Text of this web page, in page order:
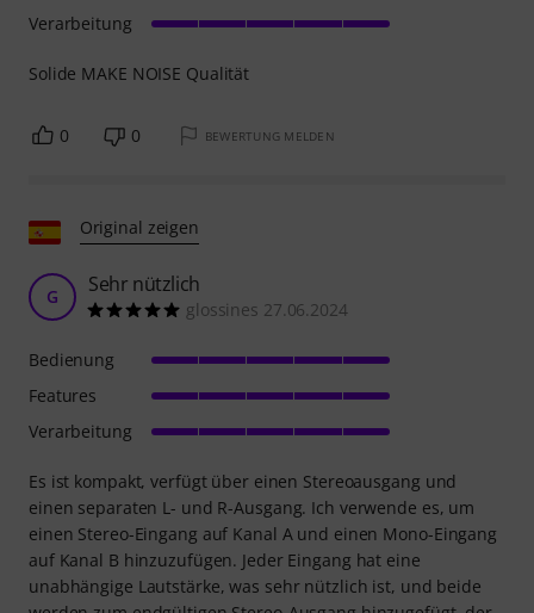
Solide MAKE NOISE Qualität
Verarbeitung
0 0 BEWERTUNG MELDEN
Original zeigen
G Sehr nützlich
glossines 27.06.2024
Es ist kompakt, verfügt über einen Stereoausgang und
einen separaten L- und R-Ausgang. Ich verwende es, um
einen Stereo-Eingang auf Kanal A und einen Mono-Eingang
auf Kanal B hinzuzufügen. Jeder Eingang hat eine
unabhängige Lautstärke, was sehr nützlich ist, und beide
Bedienung
Features
Verarbeitung